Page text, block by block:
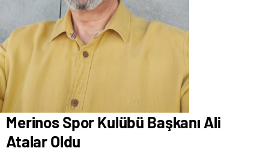
Merinos Spor Kulübü Başkanı Ali
Atalar Oldu